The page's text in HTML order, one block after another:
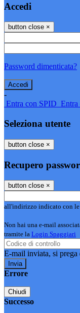
Accedi
button close ×
Password dimenticata?
-
Entra con SPID Entra
Seleziona utente
button close ×
Recupero
button close ×
all'indirizzo indicato con le
Non hai una e-mail
tramite la Login Spaggiari
E-mail inviata, si prega
Errore
Chiudi
Successo